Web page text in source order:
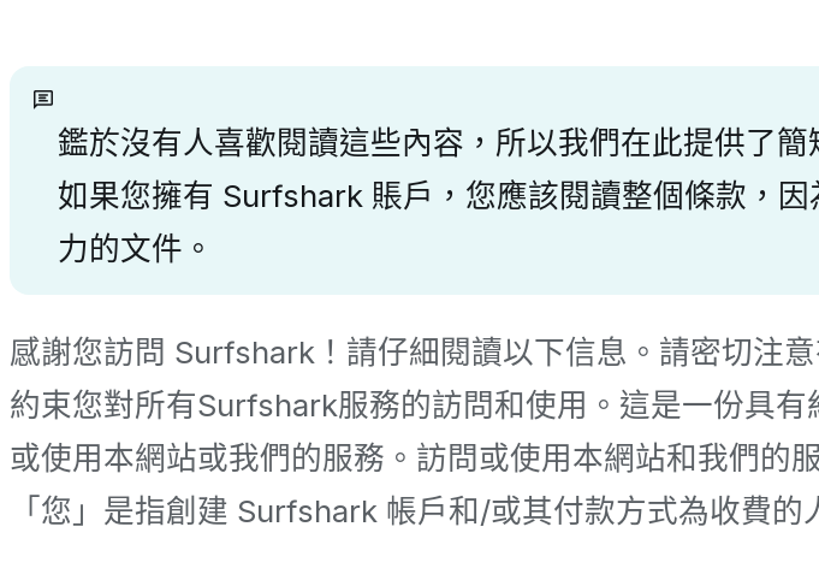
鑑於沒有人喜歡閱讀這些內容，所以我們在此提供了
如果您擁有 Surfshark 賬戶，您應該閱讀整個條款，
力的文件。
感謝您訪問 Surfshark！請仔細閱讀以下信息。請密切注
約束您對所有Surfshark服務的訪問和使用。這是一份具
或使用本網站或我們的服務。訪問或使用本網站和我們的
「您」是指創建 Surfshark 帳戶和/或其付款方式為收費的